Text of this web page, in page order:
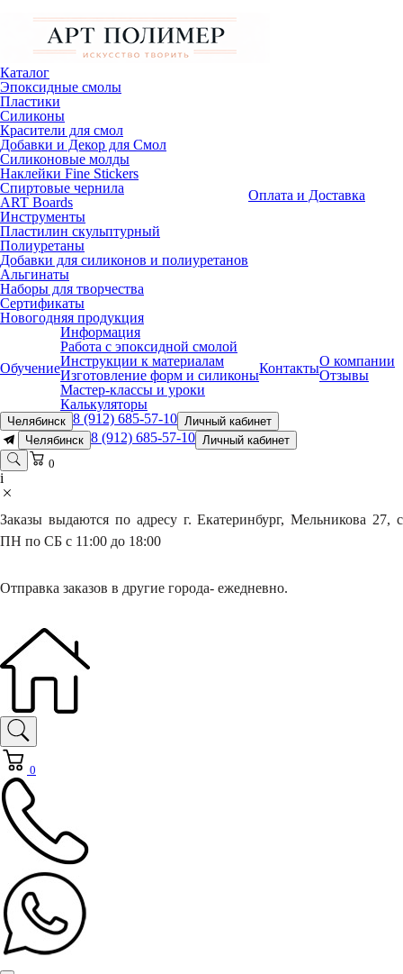
Каталог
Эпоксидные смолы
Пластики
Силиконы
Красители для смол
Добавки и Декор для Смол
Силиконовые молды
Наклейки Fine Stickers
Спиртовые чернила
ART Boards
Инструменты
Пластилин скульптурный
Полиуретаны
Добавки для силиконов и полиуретанов
Альгинаты
Наборы для творчества
Сертификаты
Новогодняя продукция
Оплата и Доставка
Обучение
Информация
Работа с эпоксидной смолой
Инструкции к материалам
Изготовление форм и силиконы
Мастер-классы и уроки
Калькуляторы
КонтактыО компании
Отзывы
Челябинск 8 (912) 685-57-10 Личный кабинет
Челябинск 8 (912) 685-57-10 Личный кабинет
0
i
Заказы выдаются по адресу г. Екатеринбург, Мельникова 27, с
ПН по СБ с 11:00 до 18:00
Отправка заказов в другие города- ежедневно.
0